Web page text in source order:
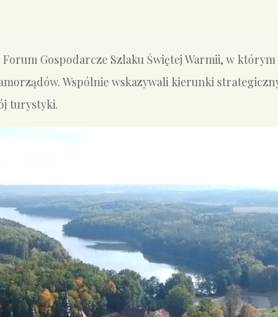
Gospodarcze Szlaku Świętej Warmii, w którym
Wspólnie wskazywali kierunki
turystyki.